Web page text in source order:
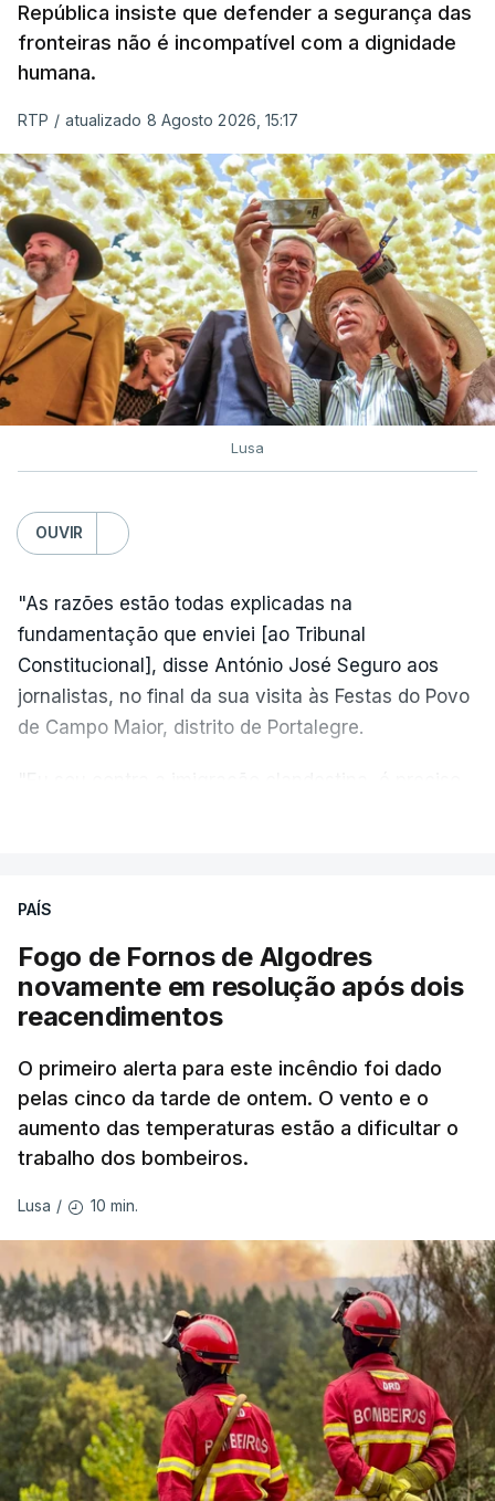
República insiste que defender a segurança das
fronteiras não é incompatível com a dignidade
humana.
RTP / atualizado 8 Agosto 2026, 15:17
Lusa
OUVIR
"As razões estão todas explicadas na
fundamentação que enviei [ao Tribunal
Constitucional], disse António José Seguro aos
jornalistas, no final da sua visita às Festas do Povo
de Campo Maior, distrito de Portalegre.
nada disto é incompatível com tratarmos com
crianças", acrescentou.
António José Seguro mostrou dúvidas sobre se é
ERRO100
ESTE CONTEÚDO ESTÁ NESTE
MOMENTO INDISPONÍVEL
O Chega considerou "de uma enorme gravidade" a
decisão do Presidente da Repúblicade enviar para
o Tribunal Constitucional o decreto sobre retorno
de estrangeiros, sustentando tratar-se de "uma
PAÍS
Fogo de Fornos de Algodres
novamente em resolução após dois
reacendimentos
O primeiro alerta para este incêndio foi dado
pelas cinco da tarde de ontem. O vento e o
aumento das temperaturas estão a dificultar o
trabalho dos bombeiros.
Lusa / 10 min.